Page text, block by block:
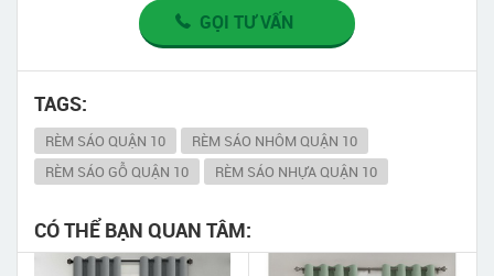
GỌI TƯ VẤN
TAGS:
RÈM SÁO QUẬN 10
RÈM SÁO NHÔM QUẬN 10
RÈM SÁO GỖ QUẬN 10
RÈM SÁO NHỰA QUẬN 10
CÓ THỂ BẠN QUAN TÂM: